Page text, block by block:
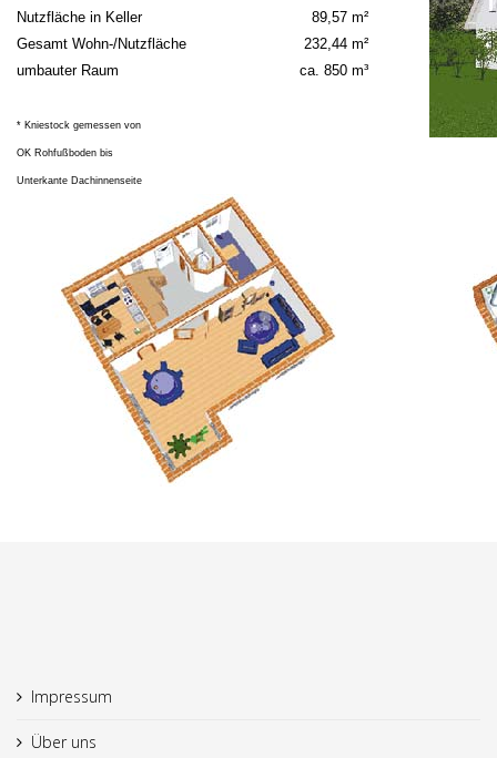
Nutzfläche in Keller
Gesamt Wohn-/Nutzfläche
umbauter Raum
* Kniestock gemessen von
OK Rohfußboden bis
Unterkante Dachinnenseite
89,57 m²
232,44 m²
ca. 850 m³
Impressum
Über uns